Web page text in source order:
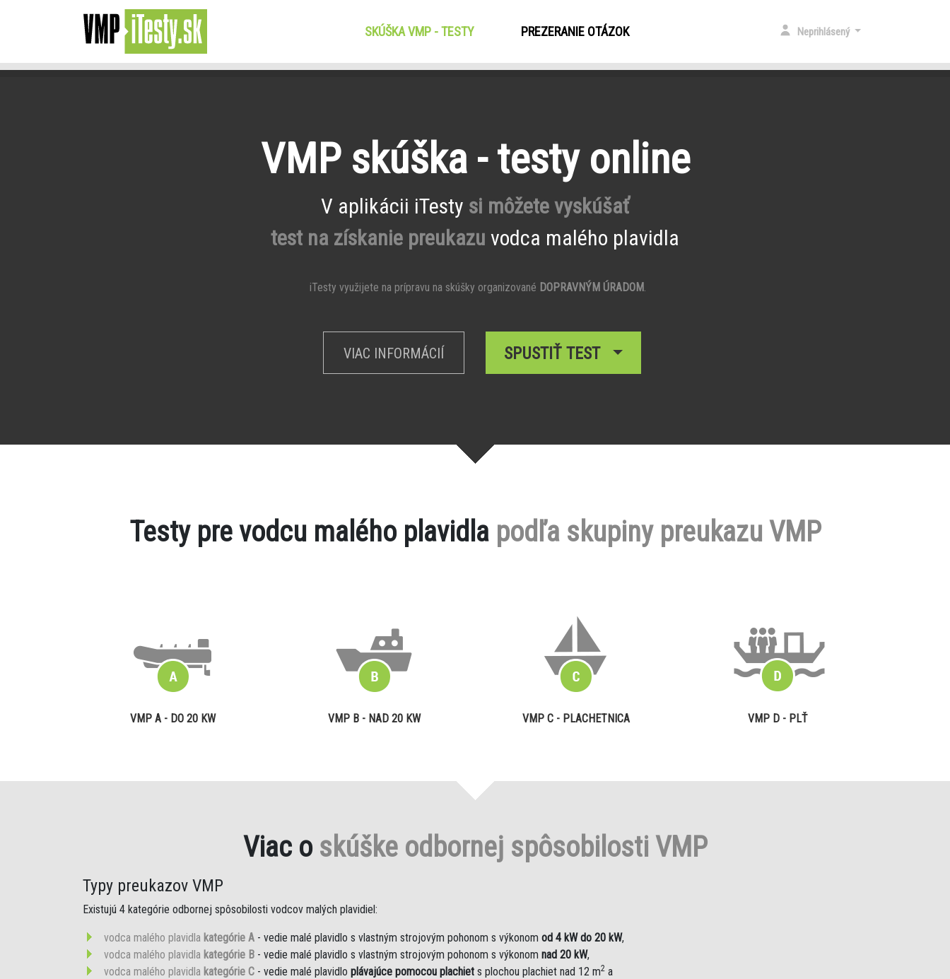
SKÚŠKA VMP - TESTY(CURRENT)PREZERANIE OTÁZOK Neprihlásený
VMP skúška - testy online
V aplikácii iTesty si môžete vyskúšať
test na získanie preukazu vodca malého plavidla
iTesty využijete na prípravu na skúšky organizované DOPRAVNÝM ÚRADOM.
VIAC INFORMÁCIÍ SPUSTIŤ TEST
Testy pre vodcu malého plavidla podľa skupiny preukazu VMP
VMP A - DO 20 KW VMP B - NAD 20 KW VMP C - PLACHETNICA VMP D - PLŤ
Viac o skúške odbornej spôsobilosti VMP
Typy preukazov VMP
Existujú 4 kategórie odbornej spôsobilosti vodcov malých plavidiel:
vodca malého plavidla kategórie A - vedie malé plavidlo s vlastným strojovým pohonom s výkonom od 4 kW do 20 kW,
vodca malého plavidla kategórie B - vedie malé plavidlo s vlastným strojovým pohonom s výkonom nad 20 kW,
vodca malého plavidla kategórie C - vedie malé plavidlo plávajúce pomocou plachiet s plochou plachiet nad 12 m2 a